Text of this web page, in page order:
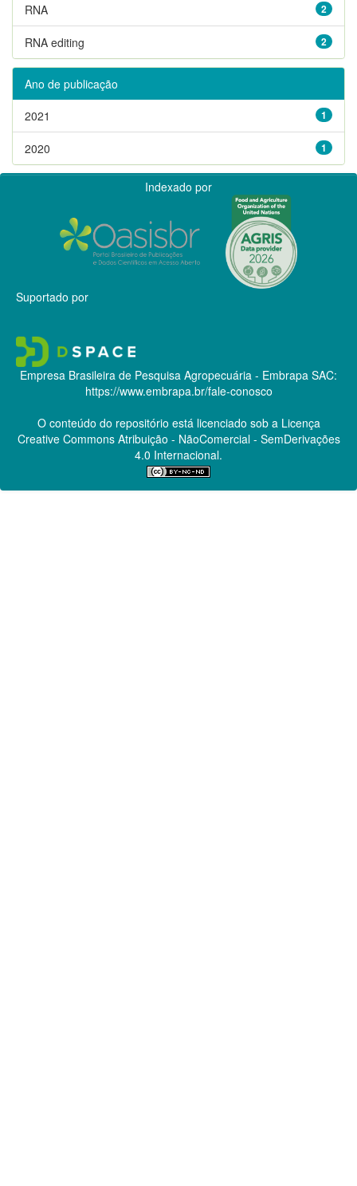
2
RNA
2
RNA editing
Ano de publicação
1
2021
1
2020
Indexado por
Suportado por
Empresa Brasileira de Pesquisa Agropecuária - Embrapa SAC:
https://www.embrapa.br/fale-conosco
O conteúdo do repositório está licenciado sob a Licença
Creative CommonsAtribuição - NãoComercial - SemDerivações
4.0 Internacional.